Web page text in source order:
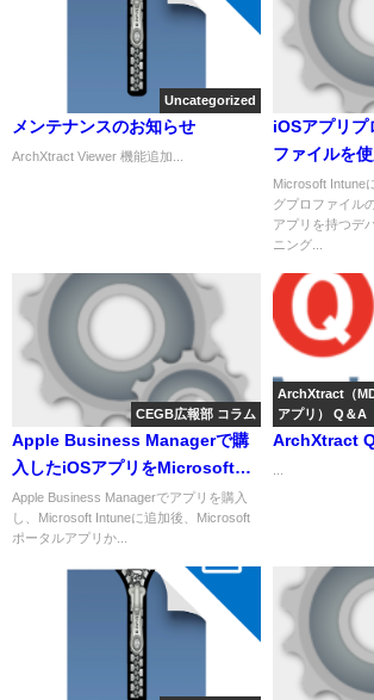
Uncategorized
メンテナンスのお知らせ
ArchXtract Viewer 機能追加...
iOSアプリプ
ファイルを
期限切れに
Microsoft Intune
グプロファイル
アプリを持つデ
ニング...
CEGB広報部 コラム
Apple Business Managerで購
入したiOSアプリをMicrosoft
Intuneで管理する方法
Apple Business Managerでアプリを購入
し、Microsoft Intuneに追加後、Microsoft
ポータルアプリか...
ArchXtract（
アプリ） Q＆A
ArchXtract